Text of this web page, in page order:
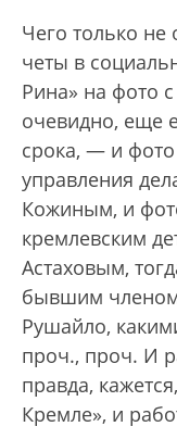
Чего только не
четы в
Рина» на фото
очевидно, еще
срока, — и
управления
Кожиным, и
кремлевским
Астаховым,
бывшим членом
Рушайло,
проч., проч. И
правда,
Кремле», и